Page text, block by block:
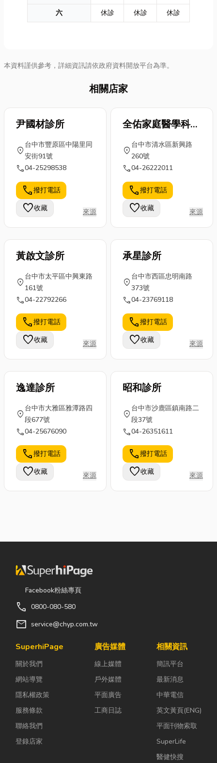
六
休診 休診 休診
本資料謹供參考，詳細資訊請依政府資料開放平台為準。
相關店家
尹國材診所
location_on
台中市豐原區中陽里同
安街91號
call04-25298538
call撥打電話
favorite收藏 來源
全佑家庭醫學科診
location_on
台中市清水區新興路
260號
call04-26222011
call撥打電話
favorite收藏 來源
黃啟文診所
location_on
台中市太平區中興東路
161號
call04-22792266
call撥打電話
favorite收藏 來源
承星診所
location_on
台中市西區忠明南路
373號
call04-23769118
call撥打電話
favorite收藏 來源
逸達診所
location_on
台中市大雅區雅潭路四
段677號
call04-25676090
call撥打電話
favorite收藏 來源
昭和診所
location_on
台中市沙鹿區鎮南路二
段37號
call04-26351611
call撥打電話
favorite收藏 來源
Facebook粉絲專頁
call 0800-080-580
mail service@chyp.com.tw
SuperhiPage
關於我們
網站導覽
隱私權政策
服務條款
聯絡我們
登錄店家
廣告媒體
線上媒體
戶外媒體
平面廣告
工商日誌
相關資訊
簡訊平台
最新消息
中華電信
英文黃頁(ENG)
平面刊物索取
SuperLife
醫健快搜